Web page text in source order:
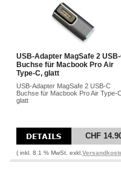
USB-Adapter MagSafe 2
Buchse für Macbook Pro Air
Type-C, glatt
USB-Adapter MagSafe 2 USB-C
Buchse für Macbook Pro Air Type-
glatt
CHF
( inkl. 8.1 % MwSt. exkl.